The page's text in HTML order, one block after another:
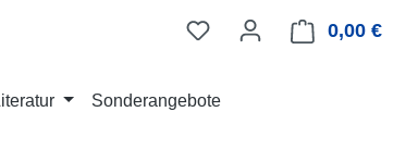
0,00 €
Sonderangebote